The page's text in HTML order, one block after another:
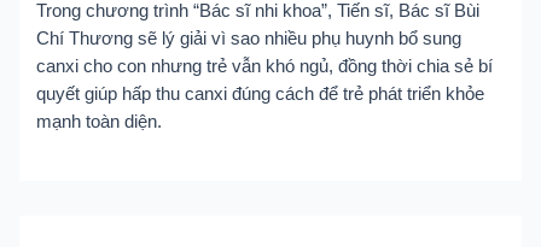
Trong chương trình “Bác sĩ nhi khoa”, Tiến sĩ, Bác sĩ Bùi
Chí Thương sẽ lý giải vì sao nhiều phụ huynh bổ sung
canxi cho con nhưng trẻ vẫn khó ngủ, đồng thời chia sẻ bí
quyết giúp hấp thu canxi đúng cách để trẻ phát triển khỏe
mạnh toàn diện.